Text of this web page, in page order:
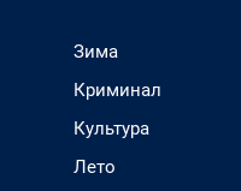
Зима
Криминал
Культура
Лето